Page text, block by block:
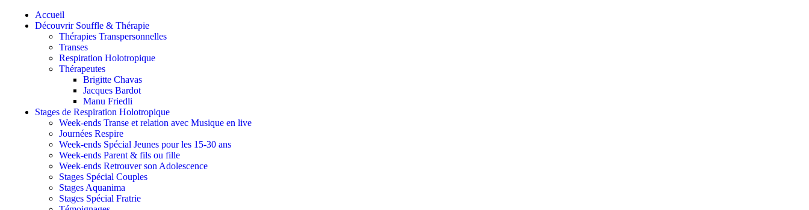
Accueil
Découvrir Souffle & Thérapie
Thérapies Transpersonnelles
Transes
Respiration Holotropique
Thérapeutes
Brigitte Chavas
Jacques Bardot
Manu Friedli
Stages de Respiration Holotropique
Week-ends Transe et relation avec Musique en live
Journées Respire
Week-ends Spécial Jeunes pour les 15-30 ans
Week-ends Parent & fils ou fille
Week-ends Retrouver son Adolescence
Stages Spécial Couples
Stages Aquanima
Stages Spécial Fratrie